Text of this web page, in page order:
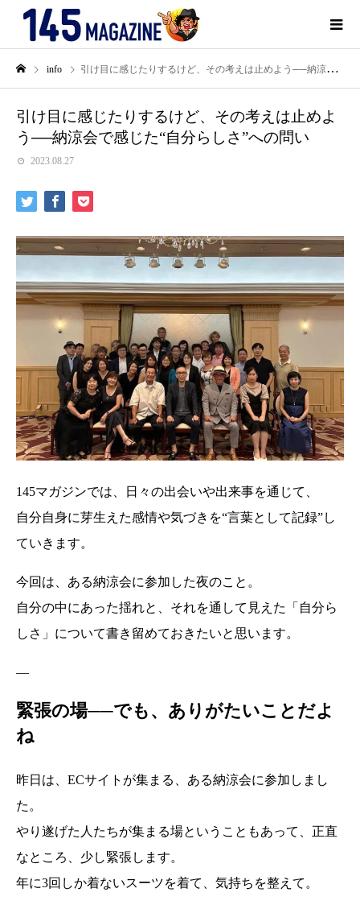
info 引け目に感じたりするけど、その考えは止めよう──納涼会で感じた“自分らしさ”への問い
引け目に感じたりするけど、その考えは止めよ
う──納涼会で感じた“自分らしさ”への問い
2023.08.27
145マガジンでは、日々の出会いや出来事を通じて、
自分自身に芽生えた感情や気づきを“言葉として記録”し
ていきます。
今回は、ある納涼会に参加した夜のこと。
自分の中にあった揺れと、それを通して見えた「自分ら
しさ」について書き留めておきたいと思います。
—
緊張の場──でも、ありがたいことだよ
ね
昨日は、ECサイトが集まる、ある納涼会に参加しまし
た。
やり遂げた人たちが集まる場ということもあって、正直
なところ、少し緊張します。
年に3回しか着ないスーツを着て、気持ちを整えて。